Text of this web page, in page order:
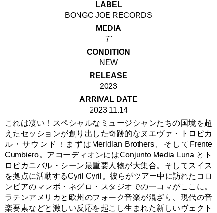
LABEL
BONGO JOE RECORDS
MEDIA
7"
CONDITION
NEW
RELEASE
2023
ARRIVAL DATE
2023.11.14
これは凄い！スペシャルなミュージシャンたちの国境を超
えたセッションが創り出した奇跡的なヌエヴァ・トロピカ
ル・サウンド！まずはMeridian Brothers、そしてFrente
Cumbiero。アコーディオンにはConjunto Media Luna とト
ロピカニバル・シーン最重要人物が大集合。そしてスイス
を拠点に活動するCyril Cyril。彼らがツアー中に訪れたコロ
ンビアのマンボ・ネグロ・スタジオでの一コマがここに。
ラテンアメリカと欧州のフォーク音楽が混ざり、現代の音
楽要素などと激しい反応を起こし生まれた新しいヴェクト